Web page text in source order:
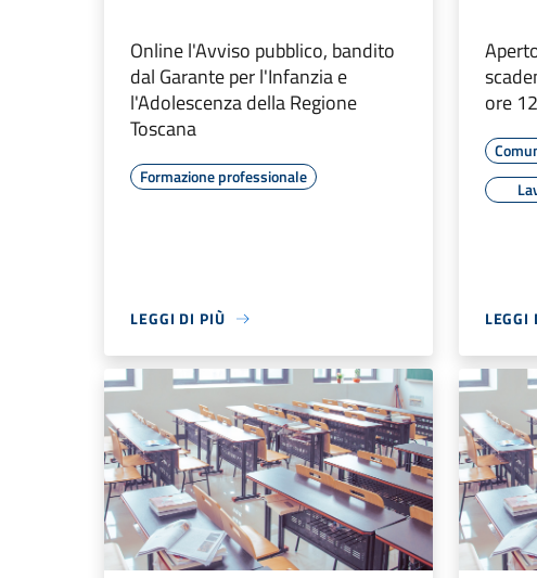
Online l'Avviso pubblico, bandito
dal Garante per l'Infanzia e
l'Adolescenza della Regione
Toscana
Formazione professionale
LEGGI DI PIÙ
ore
LEGGI